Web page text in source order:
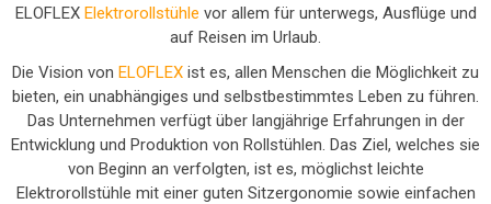
ELOFLEX Elektrorollstühle vor allem für unterwegs, Ausflüge und
auf Reisen im Urlaub.
Die Vision von ELOFLEX ist es, allen Menschen die Möglichkeit zu
bieten, ein unabhängiges und selbstbestimmtes Leben zu führen.
Das Unternehmen verfügt über langjährige Erfahrungen in der
Entwicklung und Produktion von Rollstühlen. Das Ziel, welches sie
von Beginn an verfolgten, ist es, möglichst leichte
Elektrorollstühle mit einer guten Sitzergonomie sowie einfachen